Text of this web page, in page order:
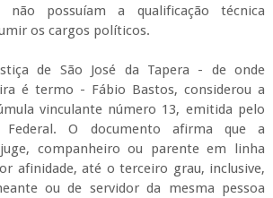
possuíam a qualificação técnica
os cargos políticos.
de São José da Tapera - de onde
é termo - Fábio Bastos, considerou a
vinculante número 13, emitida pelo
Federal. O documento afirma que a
companheiro ou parente em linha
afinidade, até o terceiro grau, inclusive,
ou de servidor da mesma pessoa